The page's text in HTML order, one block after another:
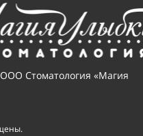
Стоматология «Магия